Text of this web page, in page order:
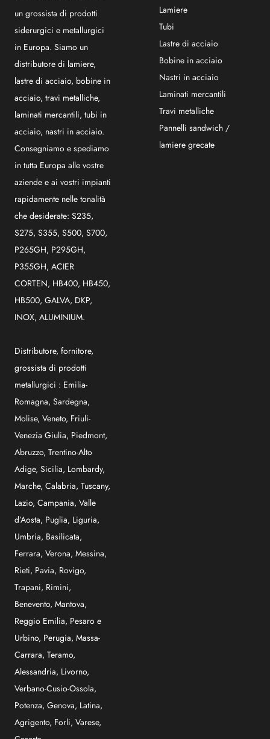
un grossista di prodotti
siderurgici e metallurgici
in Europa. Siamo un
distributore di lamiere,
lastre di acciaio, bobine in
acciaio, travi metalliche,
laminati mercantili, tubi in
acciaio, nastri in acciaio.
Consegniamo e spediamo
in tutta Europa alle vostre
aziende e ai vostri impianti
rapidamente nelle tonalità
che desiderate: S235,
S275, S355, S500, S700,
P265GH, P295GH,
P355GH, ACIER
CORTEN, HB400, HB450,
HB500, GALVA, DKP,
INOX, ALUMINIUM.
Distributore, fornitore,
grossista di prodotti
metallurgici : Emilia-
Romagna, Sardegna,
Molise, Veneto, Friuli-
Venezia Giulia, Piedmont,
Abruzzo, Trentino-Alto
Adige, Sicilia, Lombardy,
Marche, Calabria, Tuscany,
Lazio, Campania, Valle
d’Aosta, Puglia, Liguria,
Umbria, Basilicata,
Ferrara, Verona, Messina,
Rieti, Pavia, Rovigo,
Trapani, Rimini,
Benevento, Mantova,
Reggio Emilia, Pesaro e
Urbino, Perugia, Massa-
Carrara, Teramo,
Alessandria, Livorno,
Verbano-Cusio-Ossola,
Potenza, Genova, Latina,
Agrigento, Forli, Varese,
Lamiere
Tubi
Lastre di acciaio
Bobine in acciaio
Nastri in acciaio
Laminati mercantili
Travi metalliche
Pannelli sandwich /
lamiere grecate